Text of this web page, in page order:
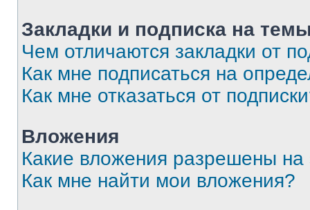
Закладки и подписка на
Чем отличаются закладки от
Как мне подписаться на
Как мне отказаться от
Вложения
Какие вложения разрешены
Как мне найти мои вложения?